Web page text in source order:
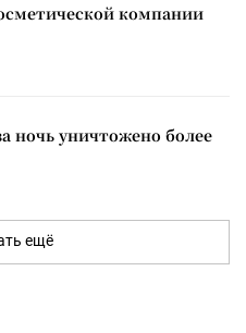
компании
ночь уничтожено более
ещё